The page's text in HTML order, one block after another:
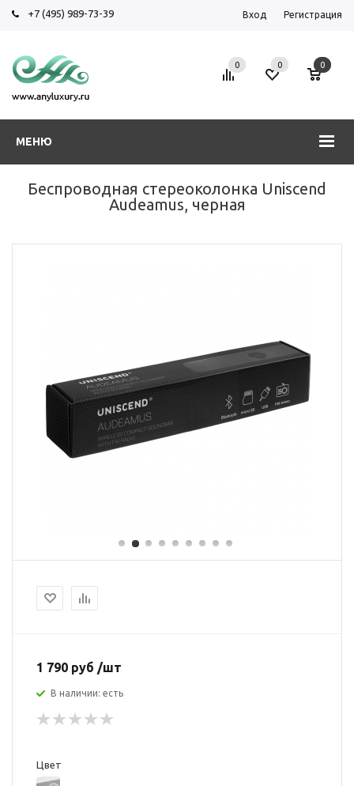
+7 (495) 989-73-39 Вход Регистрация
МЕНЮ
0 0 0
Беспроводная стереоколонка Uniscend
Audeamus, черная
1 790 руб /шт
В наличии: есть
Цвет